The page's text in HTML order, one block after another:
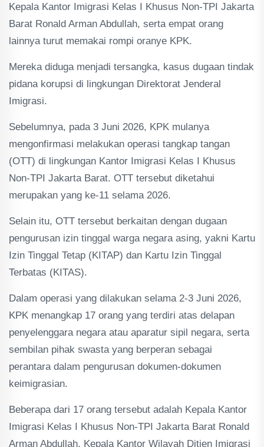
Kepala Kantor Imigrasi Kelas I Khusus Non-TPI Jakarta
Barat Ronald Arman Abdullah, serta empat orang
lainnya turut memakai rompi oranye KPK.
Mereka diduga menjadi tersangka, kasus dugaan tindak
pidana korupsi di lingkungan Direktorat Jenderal
Imigrasi.
Sebelumnya, pada 3 Juni 2026, KPK mulanya
mengonfirmasi melakukan operasi tangkap tangan
(OTT) di lingkungan Kantor Imigrasi Kelas I Khusus
Non-TPI Jakarta Barat. OTT tersebut diketahui
merupakan yang ke-11 selama 2026.
Selain itu, OTT tersebut berkaitan dengan dugaan
pengurusan izin tinggal warga negara asing, yakni Kartu
Izin Tinggal Tetap (KITAP) dan Kartu Izin Tinggal
Terbatas (KITAS).
Dalam operasi yang dilakukan selama 2-3 Juni 2026,
KPK menangkap 17 orang yang terdiri atas delapan
penyelenggara negara atau aparatur sipil negara, serta
sembilan pihak swasta yang berperan sebagai
perantara dalam pengurusan dokumen-dokumen
keimigrasian.
Beberapa dari 17 orang tersebut adalah Kepala Kantor
Imigrasi Kelas I Khusus Non-TPI Jakarta Barat Ronald
Arman Abdullah, Kepala Kantor Wilayah Ditjen Imigrasi